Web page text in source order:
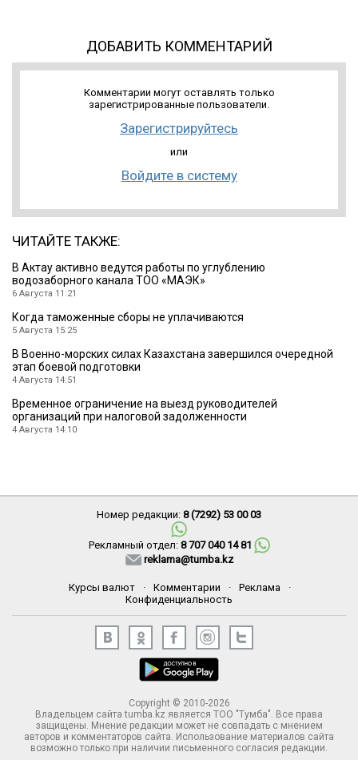
ДОБАВИТЬ КОММЕНТАРИЙ
Комментарии могут оставлять только
зарегистрированные пользователи.
Зарегистрируйтесь
или
Войдите в систему
ЧИТАЙТЕ ТАКЖЕ:
В Актау активно ведутся работы по углублению
водозаборного канала ТОО «МАЭК»
6 Августа 11:21
Когда таможенные сборы не уплачиваются
5 Августа 15:25
В Военно-морских силах Казахстана завершился очередной
этап боевой подготовки
4 Августа 14:51
Временное ограничение на выезд руководителей
организаций при налоговой задолженности
4 Августа 14:10
Номер редакции: 8 (7292) 53 00 03
Рекламный отдел: 8 707 040 14 81
reklama@tumba.kz
Курсы валют · Комментарии · Реклама
·
Конфиденциальность
Copyright © 2010-2026
Владельцем сайта tumba.kz является ТОО "Тумба". Все права
защищены. Мнение редакции может не совпадать с мнением
авторов и комментаторов сайта. Использование материалов сайта
возможно только при наличии письменного согласия редакции.